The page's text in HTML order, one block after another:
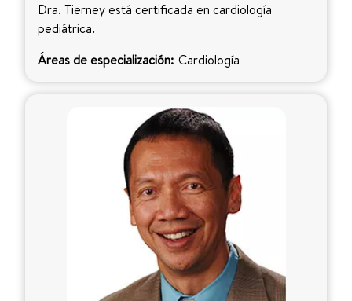
Dra. Tierney está certificada en cardiología
pediátrica.
Áreas de especialización: Cardiología